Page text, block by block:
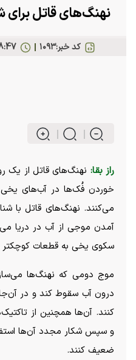
نهنگ‌های قاتل برای
کد خبر:۱۰۹۳
راز بقا: نهنگ‌های قاتل از یک
خوردن فُک‌ها در آب‌های
می‌کنند. نهنگ‌های قاتل با
آمدن موجی از آب در دریا
سکوی یخی به قطعات
موج دومی که نهنگ‌ها
درون آب سقوط کند و در
کنند. آن‌ها همچنین از
و سپس شکار مجدد آن‌ها
ضعیف کنند.